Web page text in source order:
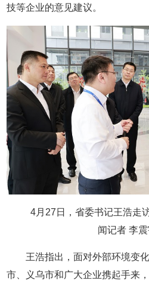
技等企业的意见建议。
4月27日，省委书记王浩走
闻记者 李
王浩指出，面对外部环境变
市、义乌市和广大企业携起手来